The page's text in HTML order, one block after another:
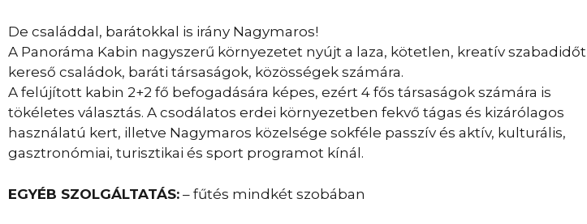
De családdal, barátokkal is irány Nagymaros!
A Panoráma Kabin nagyszerű környezetet nyújt a laza, kötetlen, kreatív szabadidőt
kereső családok, baráti társaságok, közösségek számára.
A felújított kabin 2+2 fő befogadására képes, ezért 4 fős társaságok számára is
tökéletes választás. A csodálatos erdei környezetben fekvő tágas és kizárólagos
használatú kert, illetve Nagymaros közelsége sokféle passzív és aktív, kulturális,
gasztronómiai, turisztikai és sport programot kínál.
EGYÉB SZOLGÁLTATÁS: – fűtés mindkét szobában